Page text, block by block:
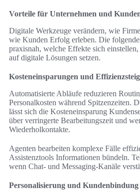
Vorteile für Unternehmen und
Digitale Werkzeuge verändern, wie
wie Kunden Erfolg erleben. Die
praxisnah, welche Effekte sich
auf digitale Lösungen setzen.
Kosteneinsparungen und
Automatisierte Abläufe reduzieren
Personalkosten während Spitzenzeiten.
lässt sich die Kosteneinsparung
über verringerte Bearbeitungszeit und
Wiederholkontakte.
Agenten bearbeiten komplexe Fälle
Assistenztools Informationen bündeln.
wenn Chat- und Messaging-Kanäle
Personalisierung und Kundenbindung